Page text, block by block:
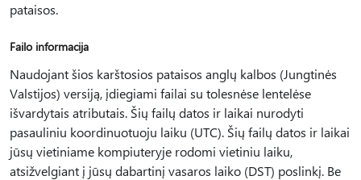
pataisos.
Failo informacija
Naudojant šios karštosios pataisos anglų kalbos (Jungtinės
Valstijos) versiją, įdiegiami failai su tolesnėse lentelėse
išvardytais atributais. Šių failų datos ir laikai nurodyti
pasauliniu koordinuotuoju laiku (UTC). Šių failų datos ir laikai
jūsų vietiniame kompiuteryje rodomi vietiniu laiku,
atsižvelgiant į jūsų dabartinį vasaros laiko (DST) poslinkį. Be